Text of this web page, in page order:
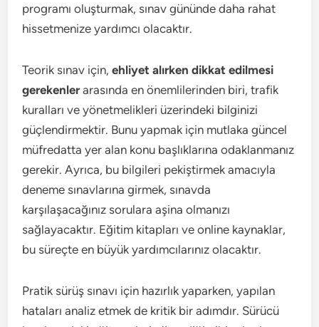
programı oluşturmak, sınav gününde daha rahat
hissetmenize yardımcı olacaktır.
Teorik sınav için,ehliyet alırken dikkat edilmesi
gerekenlerarasında en önemlilerinden biri, trafik
kuralları ve yönetmelikleri üzerindeki bilginizi
güçlendirmektir. Bunu yapmak için mutlaka güncel
müfredatta yer alan konu başlıklarına odaklanmanız
gerekir. Ayrıca, bu bilgileri pekiştirmek amacıyla
deneme sınavlarına girmek, sınavda
karşılaşacağınız sorulara aşina olmanızı
sağlayacaktır. Eğitim kitapları ve online kaynaklar,
bu süreçte en büyük yardımcılarınız olacaktır.
Pratik sürüş sınavı için hazırlık yaparken, yapılan
hataları analiz etmek de kritik bir adımdır. Sürücü